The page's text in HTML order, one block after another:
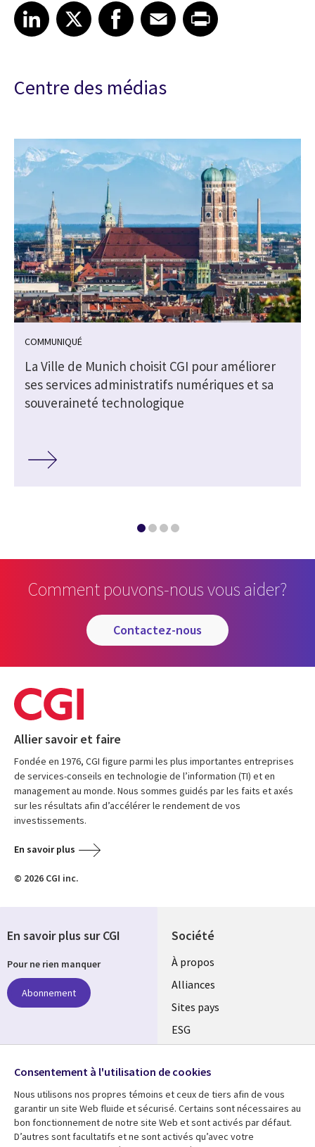
Share article on LinkedIn
LinkedIn
Share article on XShare article on Facebook
Facebook
Share article on Email
EmailShare article on Print
Centre des médias
COMMUNIQUÉ
La Ville de Munich choisit CGI pour améliorer
ses services administratifs numériques et sa
souveraineté technologique
Comment pouvons-nous vous aider?
contactez-nous
Allier savoir et faire
Fondée en 1976, CGI figure parmi les plus importantes entreprises
de services-conseils en technologie de l’information (TI) et en
management au monde. Nous sommes guidés par les faits et axés
sur les résultats afin d’accélérer le rendement de vos
investissements.
En savoir plus
© 2026 CGI inc.
Société
À propos
Alliances
Sites pays
ESG
Fusions
Salle de presse
En savoir plus sur CGI
Pour ne rien manquer
Abonnement
Suivez-nous
Social
Media
Global
FR
Consentement à l'utilisation de cookies
Nous utilisons nos propres témoins et ceux de tiers afin de vous
garantir un site Web fluide et sécurisé. Certains sont nécessaires au
bon fonctionnement de notre site Web et sont activés par défaut.
D’autres sont facultatifs et ne sont activés qu’avec votre